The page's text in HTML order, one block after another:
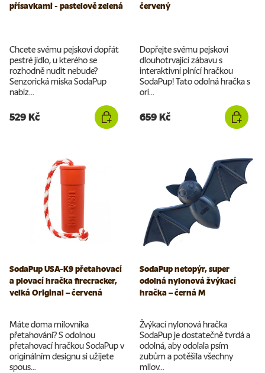
přísavkami - pastelově zelená
Chcete svému pejskovi dopřát
pestré jídlo, u kterého se
rozhodně nudit nebude?
Senzorická miska SodaPup
nabíz...
529 Kč
červený
Dopřejte svému pejskovi
dlouhotrvající zábavu s
interaktivní plnící hračkou
SodaPup! Tato odolná hračka s
ori...
659 Kč
SodaPup USA-K9 přetahovací
a plovací hračka firecracker,
velká Original – červená
Máte doma milovníka
přetahování? S odolnou
přetahovací hračkou SodaPup v
originálním designu si užijete
spous...
SodaPup netopýr, super
odolná nylonová žvýkací
hračka – černá M
Žvýkací nylonová hračka
SodaPup je dostatečně tvrdá a
odolná, aby odolala psím
zubům a potěšila všechny
milov...